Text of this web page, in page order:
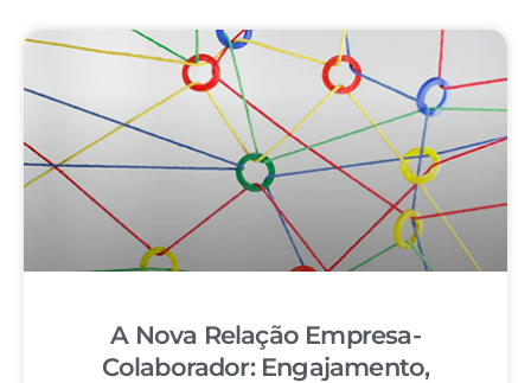
A Nova Relação Empresa-
Colaborador: Engajamento,